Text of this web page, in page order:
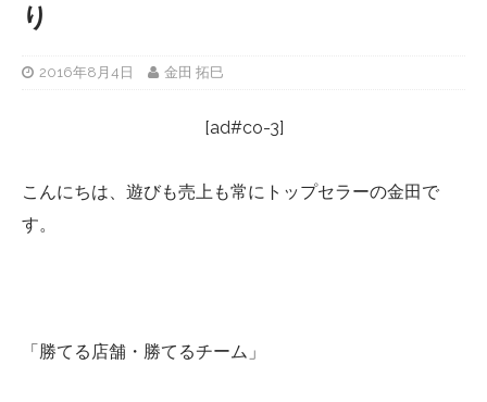
り
2016年8月4日 金田 拓巳
[ad#co-3]
こんにちは、遊びも売上も常にトップセラーの金田で
す。
「勝てる店舗・勝てるチーム」